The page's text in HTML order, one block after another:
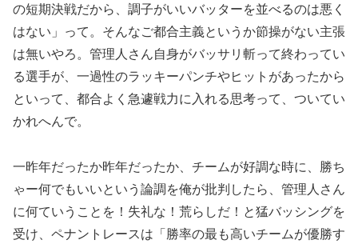
の短期決戦だから、調子がいいバッターを並べるのは悪く
はない」って。そんなご都合主義というか節操がない主張
は無いやろ。管理人さん自身がバッサリ斬って終わってい
る選手が、一過性のラッキーパンチやヒットがあったから
といって、都合よく急遽戦力に入れる思考って、ついてい
かれへんで。
一昨年だったか昨年だったか、チームが好調な時に、勝ち
ゃー何でもいいという論調を俺が批判したら、管理人さん
に何ていうことを！失礼な！荒らしだ！と猛バッシングを
受け、ペナントレースは「勝率の最も高いチームが優勝す